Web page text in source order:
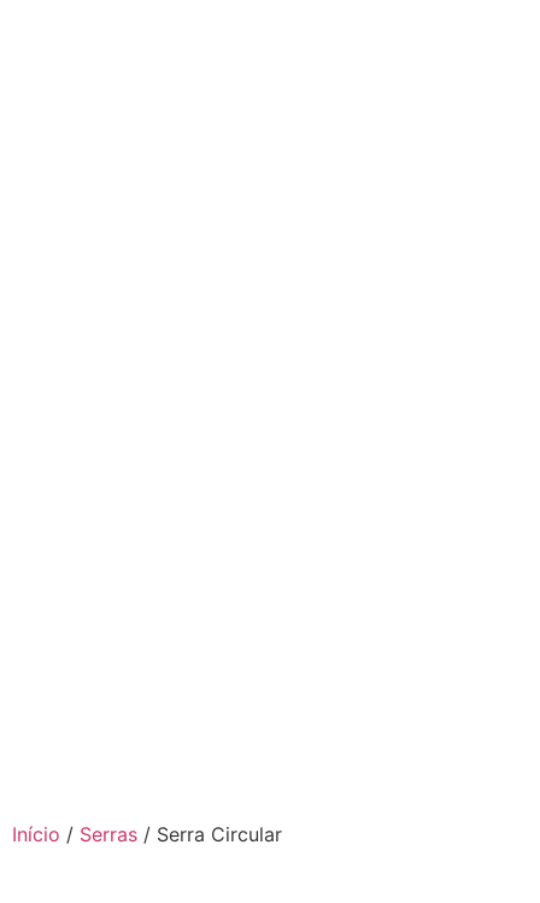
Início / Serras / Serra Circular